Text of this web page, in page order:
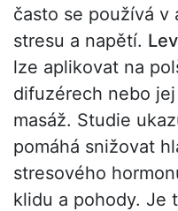
často se používá v
stresu a napětí.
lze aplikovat na
difuzérech nebo
masáž. Studie
pomáhá snižovat
stresového
klidu a pohody. Je